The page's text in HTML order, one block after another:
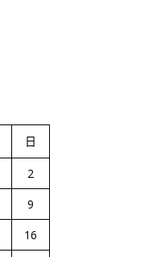
日
2
9
16